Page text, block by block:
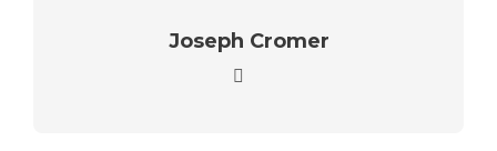
Joseph Cromer